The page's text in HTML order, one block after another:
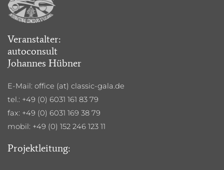
Veranstalter:
autoconsult
Johannes Hübner
E-Mail: office (at) classic-gala.de
tel.: +49 (0) 6031 161 83 79
fax: +49 (0) 6031 169 38 79
mobil: +49 (0) 152 246 123 11
Projektleitung: